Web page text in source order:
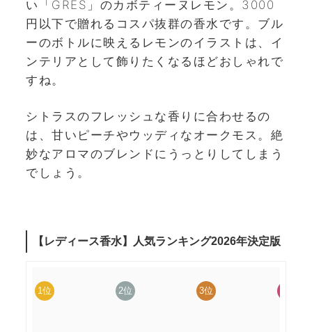
い「GRES」のカボティーヌレモン。3000
円以下で贈れるコスパ抜群の香水です。ブル
ーのボトルに映えるレモンのイラストは、イ
ンテリアとして飾りたくなるほどおしゃれで
すね。
シトラスのフレッシュな香りに合わせるの
は、甘いピーチやウッディなオークモス。絶
妙なアロマのブレンドにうっとりしてしまう
でしょう。